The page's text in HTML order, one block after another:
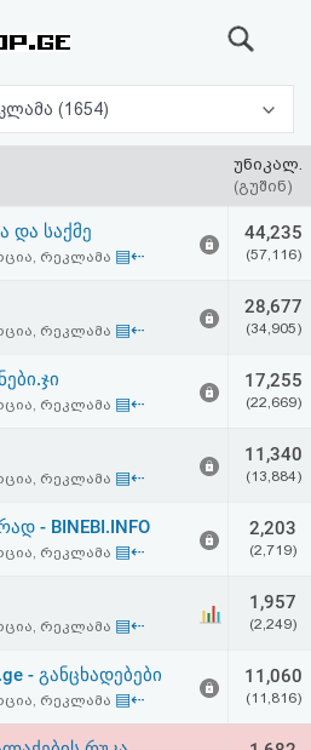
ბიზნესი, კომერცია, რეკლამა (1654)
უნიკალ.
(გუშინ)
და საქმე
რეკლამა ▤⇠
44,235
(57,116)
რეკლამა ▤⇠
28,677
(34,905)
რეკლამა ▤⇠
17,255
(22,669)
რეკლამა ▤⇠
11,340
(13,884)
- BINEBI.INFO
რეკლამა ▤⇠
2,203
(2,719)
რეკლამა ▤⇠
1,957
(2,249)
- განცხადებები
რეკლამა ▤⇠
11,060
(11,816)